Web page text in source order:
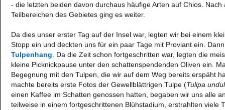
- die letzten beiden davon durchaus häufige Arten auf Chios.
Teilbereichen des Gebietes ging es weiter.
Da dies unser erster Tag auf der Insel war, legten wir bei einem
Stopp ein und deckten uns für ein paar Tage mit Proviant ein.
Tulpenhang . Da die Zeit schon fortgeschritten war, legten die
kleine Picknickpause unter den schattenspendenden Oliven ein.
Begegnung mit den Tulpen, die wir auf dem Weg bereits erspäht
machte bereits erste Fotos der Gewellblättrigen Tulpe (Tulipa
einen Kaffee im Schatten genossen hatten, begaben wir uns alle
teilweise in einem fortgeschrittenen Blühstadium, erstrahlten viele